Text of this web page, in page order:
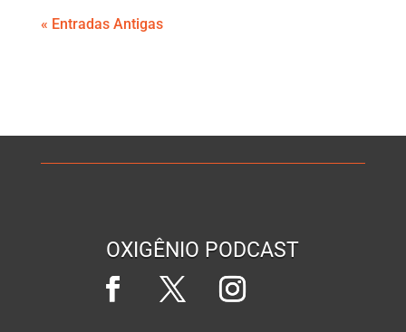
« Entradas Antigas
OXIGÊNIO PODCAST